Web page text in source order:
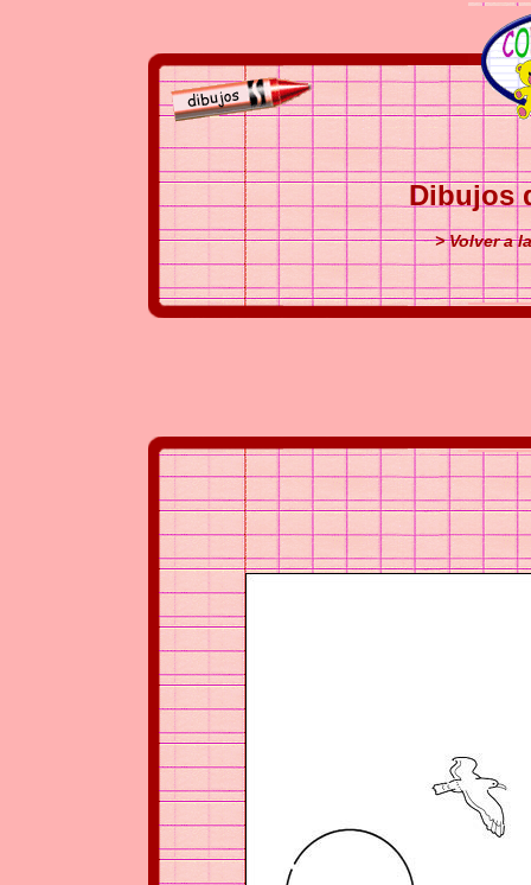
Dibujos
> Volver a